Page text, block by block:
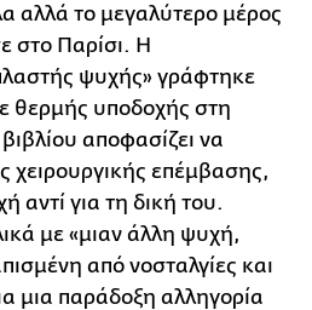
αλλά το μεγαλύτερο μέρος
στο Παρίσι. Η
ψυχής» γράφτηκε
θερμής υποδοχής στη
αποφασίζει να
χειρουργικής επέμβασης,
αντί για τη δική του.
με «μιαν άλλη ψυχή,
από νοσταλγίες και
μια παράδοξη αλληγορία